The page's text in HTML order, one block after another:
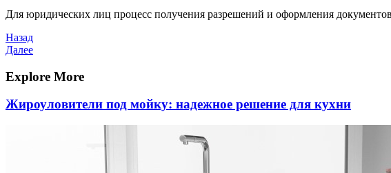
Для юридических лиц процесс получения разрешений и оформления
Навигация
по
записям
Предыдущая
запись
Назад
Следующая
Далее
Explore More
Жироуловители под мойку: надежное решение для кухни